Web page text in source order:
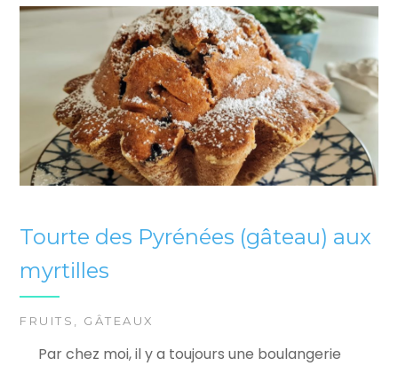
Tourte des Pyrénées (gâteau) aux
myrtilles
FRUITS , GÂTEAUX
Par chez moi, il y a toujours une boulangerie